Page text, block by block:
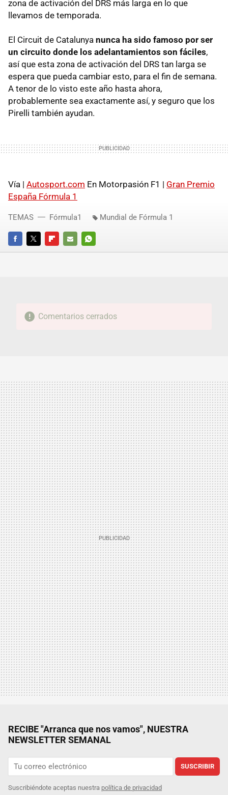
zona de activación del DRS más larga en lo que
llevamos de temporada.
El Circuit de Catalunya nunca ha sido famoso por ser
un circuito donde los adelantamientos son fáciles,
así que esta zona de activación del DRS tan larga se
espera que pueda cambiar esto, para el fin de semana.
A tenor de lo visto este año hasta ahora,
probablemente sea exactamente así, y seguro que los
Pirelli también ayudan.
Vía | Autosport.com En Motorpasión F1 | Gran Premio
España Fórmula 1
FACEBOOKTWITTERFLIPBOARD
E-
WHATSAPP
TEMAS Fórmula1 Mundial de Fórmula 1
Comentarios cerrados
RECIBE "Arranca que nos vamos", NUESTRA
NEWSLETTER SEMANAL
SUSCRIBIR
Suscribiéndote aceptas nuestra política de privacidad